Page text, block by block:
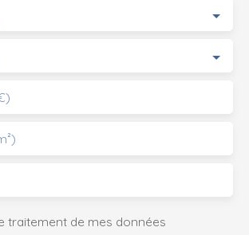
traitement de mes données